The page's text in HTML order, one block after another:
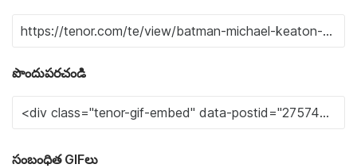
పొందుపరచండి
సంబంధిత GIFలు